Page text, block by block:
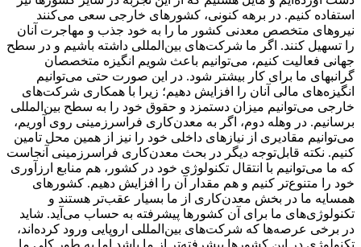
استفاده کنیم. در برهه کنونی، کشورهای خارجی سعی می‌کنند
نیروهای متخصص معدنی کشور ما را به خود جذب و مهاجرت آنان
را تسهیل کنند. اگر ما شرکت‌های بین‌المللی داشته باشیم و در سطح
جهانی فعالیت کنیم، می‌توانیم باعث شویم انگیزه متخصصان
گرانبهای ما برای کار بیشتر شود. در این صورت حتی می‌توانیم
انگیزه‌‌‌های مالی آنان را افزایش دهیم؛ زیرا با همکاری شرکت‌های
خارجی می‌توانیم میزان دستمزد و حقوق خود را به سطح بین‌المللی
برسانیم. در وهله دوم، اگر به معدن‌‌‌کاری فراسرزمینی روی آوریم،
می‌توانیم مقادیری از نیازهای داخلی خود را نیز از همین محل تامین
کنیم. نکته قابل‌توجه دیگر در بحث معدن‌کاری فراسرزمینی آنجاست
که ما می‌توانیم با انتقال تکنولوژی خود در کشور، هم منابع ارزآوری
خود را متنوع‌‌‌تر کنیم و هم مقدار آن را افزایش دهیم. کشورهای
همسایه ما در بخش معدن‌‌‌کاری از ما بسیار عقب‌‌‌تر هستند و
تکنولوژی‌‌‌های ما برای آن کشورها پیشرفته به حساب می‌‌‌آید. شاید
در برخی عرصه‌‌‌ها که شرکت‌های بین‌المللی اروپایی ورود کرده‌‌‌اند،
تکنولوژی در این کشورها پیشرفته‌‌‌تر از ما باشد اما به طور کلی ما